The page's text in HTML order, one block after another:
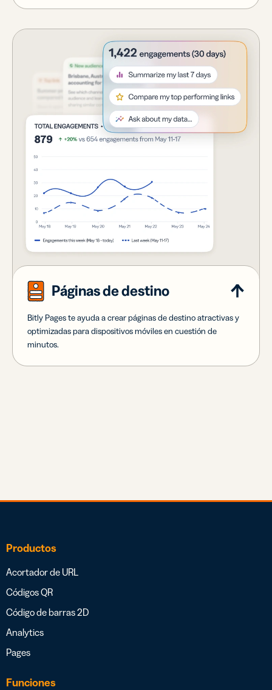
Páginas de destino
Bitly Pages te ayuda a crear páginas de destino atractivas y
optimizadas para dispositivos móviles en cuestión de
minutos.
Productos
Acortador de URL
Códigos QR
Código de barras 2D
Analytics
Pages
Funciones